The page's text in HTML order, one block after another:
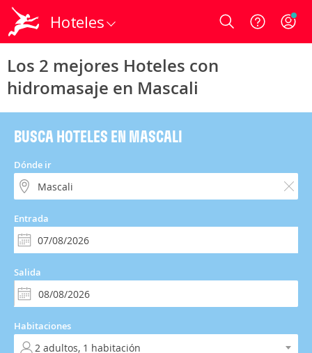
Hoteles Login
Los 2 mejores Hoteles con
hidromasaje en Mascali
BUSCA HOTELES EN MASCALI
Dónde ir
Entrada
Salida
Habitaciones